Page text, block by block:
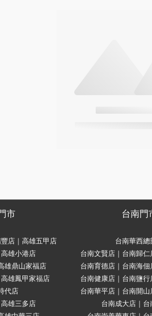
市
店｜高雄五甲店
雄小港店
雄鼎山家福店
雄鳳甲家福店
代店
雄三多店
台南門
台南華西總
台南文賢店｜台南歸
台南育德店｜台南海
台南健康店｜台南鹽
台南華平店｜台南開
台南成大店｜